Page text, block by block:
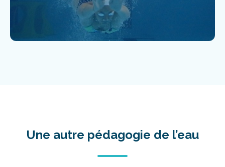
Une autre pédagogie de l’eau